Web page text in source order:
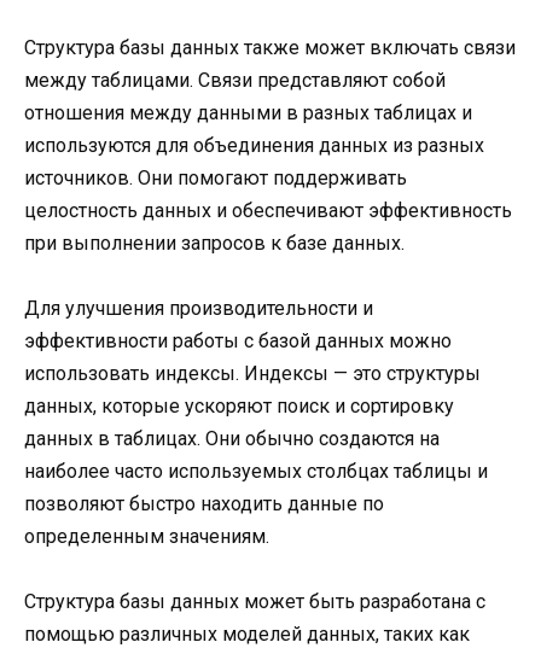
Структура базы данных также может включать связи
между таблицами. Связи представляют собой
отношения между данными в разных таблицах и
используются для объединения данных из разных
источников. Они помогают поддерживать
целостность данных и обеспечивают эффективность
при выполнении запросов к базе данных.
Для улучшения производительности и
эффективности работы с базой данных можно
использовать индексы. Индексы — это структуры
данных, которые ускоряют поиск и сортировку
данных в таблицах. Они обычно создаются на
наиболее часто используемых столбцах таблицы и
позволяют быстро находить данные по
определенным значениям.
Структура базы данных может быть разработана с
помощью различных моделей данных, таких как